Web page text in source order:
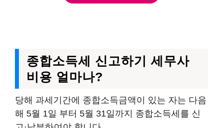
종합소득세 신고하기 세무사
비용 얼마나?
당해 과세기간에 종합소득금액이 있는 자는 다음
해 5월 1일 부터 5월 31일까지 종합소득세를 신